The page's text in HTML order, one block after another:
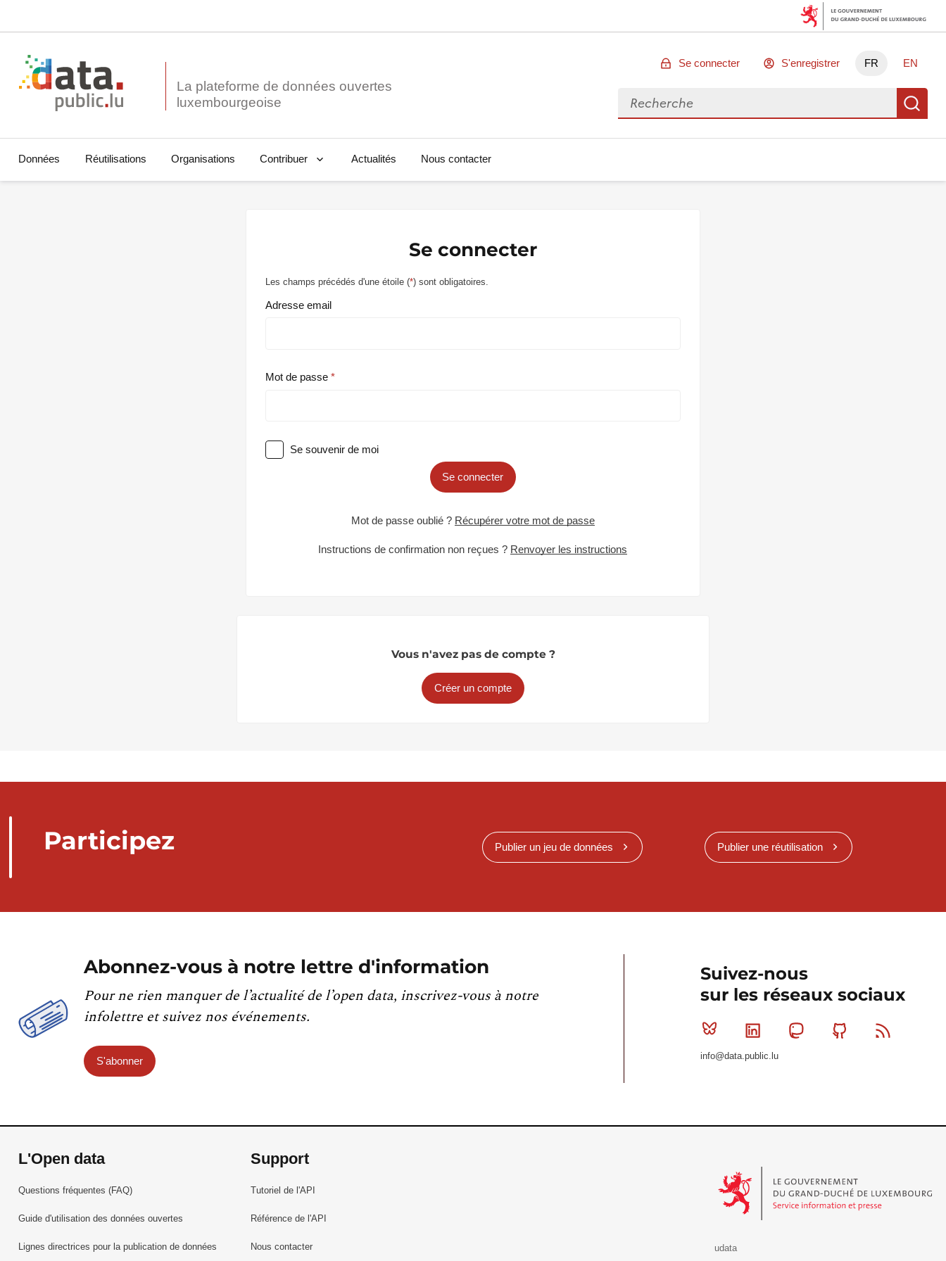
La plateforme de données ouvertes
Se connecter S'enregistrer FR EN
Rechercher des données
Données Réutilisations Organisations Contribuer Actualités Nous contacter
Se connecter
Les champs précédés d'une étoile (*) sont obligatoires.
Adresse email
Mot de passe
Se souvenir de moi
Se connecter
Mot de passe oublié ? Récupérer votre mot de passe
Instructions de confirmation non reçues ? Renvoyer les instructions
Vous n'avez pas de compte ?
Créer un compte
Participez Publier un jeu de données Publier une réutilisation
Abonnez-vous à notre lettre d'information
Pour ne rien manquer de l’actualité de l’open data, inscrivez-vous à notre
infolettre et suivez nos événements.
S'abonner
Suivez-nous
sur les réseaux sociaux
Bluesky Linkedin MastodonGithub
info@data.public.lu
L'Open data
Questions fréquentes (FAQ)
Guide d'utilisation des données ouvertes
Lignes directrices pour la publication de données
Support
Tutoriel de l'API
Référence de l'API
Nous contacter
udata